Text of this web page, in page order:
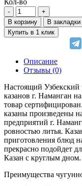
В корзину В закладки
Купить в 1 клик
Описание
Отзывы (0)
Настоящий Узбекский
казанов г. Наманган
товар
казаны произведены
предприятий г.
ровностью литья.
приготовления блюд
прекрасно подойдет
Казан с круглым дном.
Преимущества